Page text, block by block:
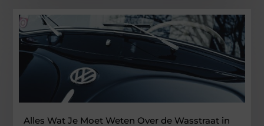
Alles Wat Je Moet Weten Over de Wasstraat in